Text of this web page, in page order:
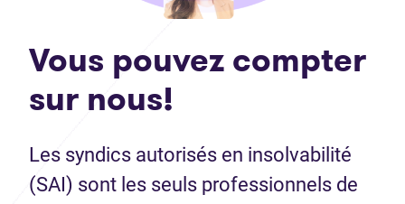
Vous pouvez compter
sur nous!
Les syndics autorisés en insolvabilité
(SAI) sont les seuls professionnels de